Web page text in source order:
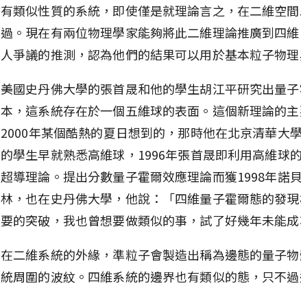
有類似性質的系統，即使僅是就理論言之，在二維空
過。現在有兩位物理學家能夠將此二維理論推廣到四
人爭議的推測，認為他們的結果可以用於基本粒子物
美國史丹佛大學的張首晟和他的學生胡江平研究出量
本，這系統存在於一個五維球的表面。這個新理論的
2000年某個酷熱的夏日想到的，那時他在北京清華大
的學生早就熟悉高維球，1996年張首晟即利用高維球
超導理論。提出分數量子霍爾效應理論而獲1998年諾
林，也在史丹佛大學，他說：「四維量子霍爾態的發
要的突破，我也曾想要做類似的事，試了好幾年未能成
在二維系統的外緣，準粒子會製造出稱為邊態的量子
統周圍的波紋。四維系統的邊界也有類似的態，只不